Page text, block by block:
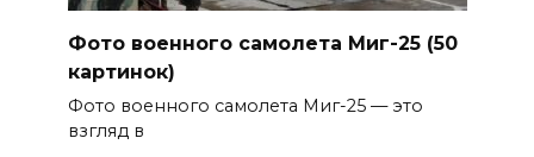
Фото военного самолета Миг-25 (50
картинок)
Фото военного самолета Миг-25 — это
взгляд в